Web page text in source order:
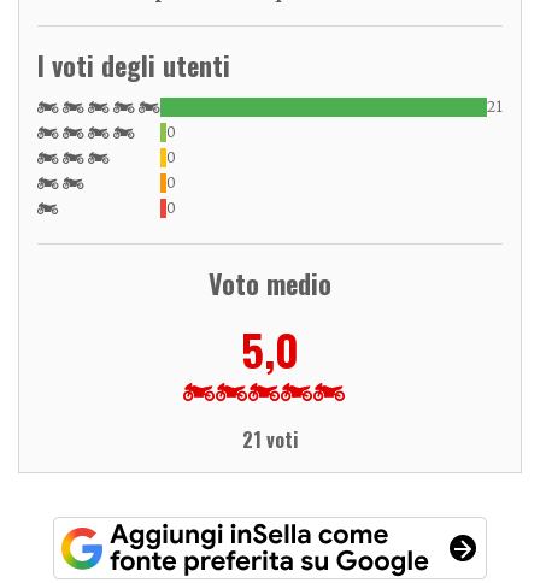
I voti degli utenti
21
0
0
0
0
Voto medio
5,0
21 voti